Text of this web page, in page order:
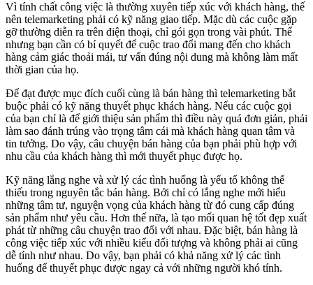
Vì tính chất công việc là thường xuyên tiếp xúc với khách hàng, thế
nên telemarketing phải có kỹ năng giao tiếp. Mặc dù các cuộc gặp
gỡ thường diễn ra trên điện thoại, chỉ gói gọn trong vài phút. Thế
nhưng bạn cần có bí quyết để cuộc trao đổi mang đến cho khách
hàng cảm giác thoải mái, tư vấn đúng nội dung mà không làm mất
thời gian của họ.
Để đạt được mục đích cuối cùng là bán hàng thì telemarketing bắt
buộc phải có kỹ năng thuyết phục khách hàng. Nếu các cuộc gọi
của bạn chỉ là để giới thiệu sản phẩm thì điều này quá đơn giản, phải
làm sao đánh trúng vào trọng tâm cái mà khách hàng quan tâm và
tin tưởng. Do vậy, câu chuyện bán hàng của bạn phải phù hợp với
nhu cầu của khách hàng thì mới thuyết phục được họ.
Kỹ năng lắng nghe và xử lý các tình huống là yếu tố không thể
thiếu trong nguyên tắc bán hàng. Bởi chỉ có lắng nghe mới hiểu
những tâm tư, nguyện vọng của khách hàng từ đó cung cấp đúng
sản phẩm như yêu cầu. Hơn thế nữa, là tạo mối quan hệ tốt đẹp xuất
phát từ những câu chuyện trao đổi với nhau. Đặc biệt, bán hàng là
công việc tiếp xúc với nhiều kiểu đối tượng và không phải ai cũng
dễ tính như nhau. Do vậy, bạn phải có khả năng xử lý các tình
huống để thuyết phục được ngay cả với những người khó tính.